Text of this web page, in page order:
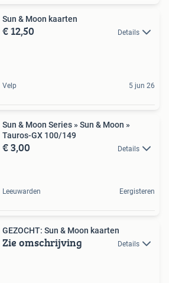
Sun & Moon kaarten
€ 12,50 Details
Velp 5 jun 26
Sun & Moon Series » Sun & Moon »
Tauros-GX 100/149
€ 3,00 Details
Leeuwarden Eergisteren
GEZOCHT: Sun & Moon kaarten
Zie omschrijving Details